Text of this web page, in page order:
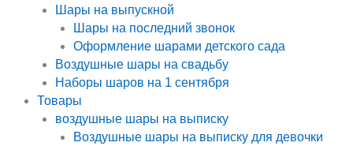
Шары на выпускной
Шары на последний звонок
Оформление шарами детского сада
Воздушные шары на свадьбу
Наборы шаров на 1 сентября
Товары
воздушные шары на выписку
Воздушные шары на выписку для девочки